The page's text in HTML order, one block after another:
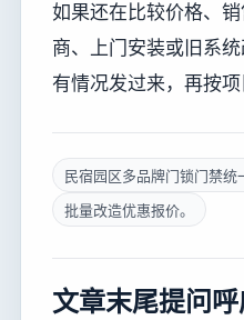
如果还在比较价格、
商、上门安装或旧系
有情况发过来，再按项
民宿园区多品牌门锁门禁统
批量改造优惠报价。
文章末尾提问